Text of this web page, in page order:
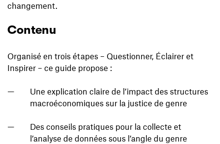
changement.
Contenu
Organisé en trois étapes – Questionner, Éclairer et
Inspirer – ce guide propose :
Une explication claire de l’impact des structures
macroéconomiques sur la justice de genre
Des conseils pratiques pour la collecte et
l’analyse de données sous l’angle du genre